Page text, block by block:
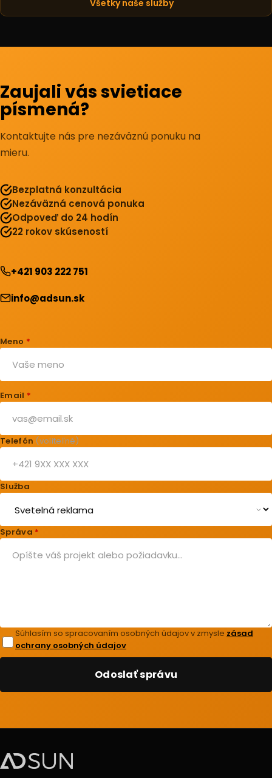
Všetky naše služby
Zaujali vás svietiace
písmená?
Kontaktujte nás pre nezáväznú ponuku na
mieru.
Bezplatná konzultácia
Nezáväzná cenová ponuka
Odpoveď do 24 hodín
22 rokov skúseností
+421 903 222 751
info@adsun.sk
Meno *
Email *
Telefón (voliteľné)
Služba
Správa *
Súhlasím so spracovaním osobných údajov v zmysle zásad
ochrany osobných údajov
Odoslať správu